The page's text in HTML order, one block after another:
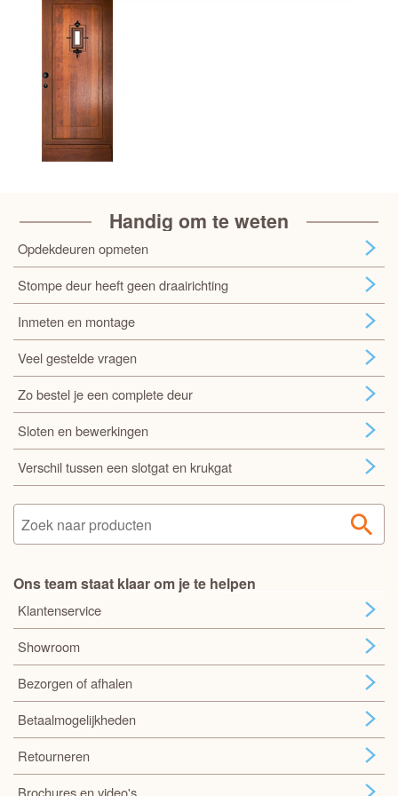
Handig om te weten
Opdekdeuren opmeten
Stompe deur heeft geen draairichting
Inmeten en montage
Veel gestelde vragen
Zo bestel je een complete deur
Sloten en bewerkingen
Verschil tussen een slotgat en krukgat
Ons team staat klaar om je te helpen
Klantenservice
Showroom
Bezorgen of afhalen
Betaalmogelijkheden
Retourneren
Brochures en video's